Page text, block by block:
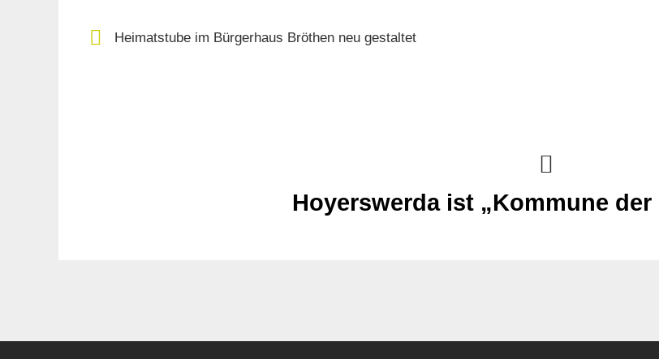
Heimatstube im Bürgerhaus Bröthen neu gestaltet
Hoyerswerda ist „Kommune der